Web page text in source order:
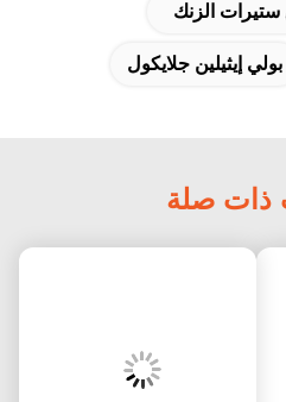
الزنك
بولي إيثيلين جلايكول
ذات صلة